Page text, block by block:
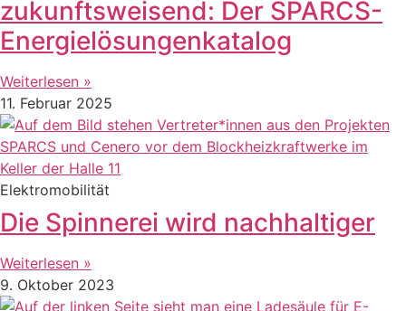
zukunftsweisend: Der SPARCS-
Energielösungenkatalog
Weiterlesen »
11. Februar 2025
Elektromobilität
Die Spinnerei wird nachhaltiger
Weiterlesen »
9. Oktober 2023